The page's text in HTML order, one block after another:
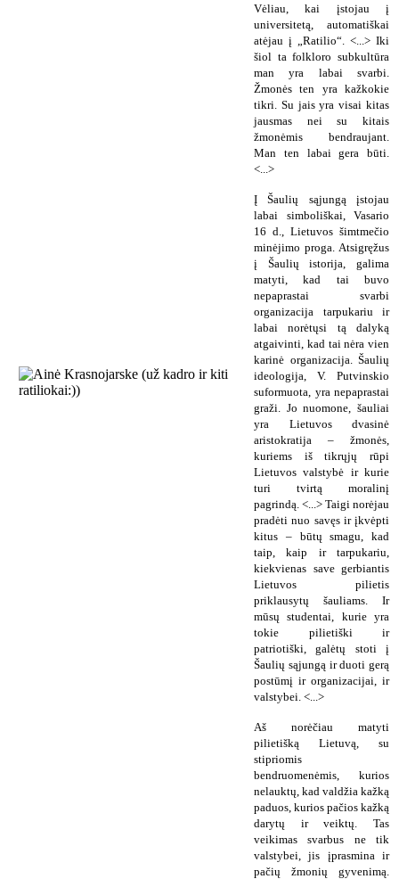
Vėliau, kai įstojau į
universitetą, automatiškai
atėjau į „Ratilio“. <...> Iki
šiol ta folkloro subkultūra
man yra labai svarbi.
Žmonės ten yra kažkokie
tikri. Su jais yra visai kitas
jausmas nei su kitais
žmonėmis bendraujant.
Man ten labai gera būti.
<...>
Į Šaulių sąjungą įstojau
labai simboliškai, Vasario
16 d., Lietuvos šimtmečio
minėjimo proga. Atsigręžus
į Šaulių istorija, galima
matyti, kad tai buvo
nepaprastai svarbi
organizacija tarpukariu ir
labai norėtųsi tą dalyką
atgaivinti, kad tai nėra vien
karinė organizacija. Šaulių
ideologija, V. Putvinskio
suformuota, yra nepaprastai
graži. Jo nuomone, šauliai
yra Lietuvos dvasinė
aristokratija – žmonės,
kuriems iš tikrųjų rūpi
Lietuvos valstybė ir kurie
turi tvirtą moralinį
pagrindą. <...> Taigi norėjau
pradėti nuo savęs ir įkvėpti
kitus – būtų smagu, kad
taip, kaip ir tarpukariu,
kiekvienas save gerbiantis
Lietuvos pilietis
priklausytų šauliams. Ir
mūsų studentai, kurie yra
tokie pilietiški ir
patriotiški, galėtų stoti į
Šaulių sąjungą ir duoti gerą
postūmį ir organizacijai, ir
valstybei. <...>
Aš norėčiau matyti
pilietišką Lietuvą, su
stipriomis
bendruomenėmis, kurios
nelauktų, kad valdžia kažką
paduos, kurios pačios kažką
darytų ir veiktų. Tas
veikimas svarbus ne tik
valstybei, jis įprasmina ir
pačių žmonių gyvenimą.